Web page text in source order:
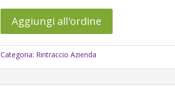
Aggiungi all'ordine
Categoria: Rintraccio Azienda